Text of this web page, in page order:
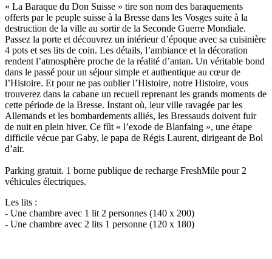
« La Baraque du Don Suisse » tire son nom des baraquements
offerts par le peuple suisse à la Bresse dans les Vosges suite à la
destruction de la ville au sortir de la Seconde Guerre Mondiale.
Passez la porte et découvrez un intérieur d’époque avec sa cuisinière
4 pots et ses lits de coin. Les détails, l’ambiance et la décoration
rendent l’atmosphère proche de la réalité d’antan. Un véritable bond
dans le passé pour un séjour simple et authentique au cœur de
l’Histoire. Et pour ne pas oublier l’Histoire, notre Histoire, vous
trouverez dans la cabane un recueil reprenant les grands moments de
cette période de la Bresse. Instant où, leur ville ravagée par les
Allemands et les bombardements alliés, les Bressauds doivent fuir
de nuit en plein hiver. Ce fût « l’exode de Blanfaing », une étape
difficile vécue par Gaby, le papa de Régis Laurent, dirigeant de Bol
d’air.
Parking gratuit. 1 borne publique de recharge FreshMile pour 2
véhicules électriques.
Les lits :
- Une chambre avec 1 lit 2 personnes (140 x 200)
- Une chambre avec 2 lits 1 personne (120 x 180)